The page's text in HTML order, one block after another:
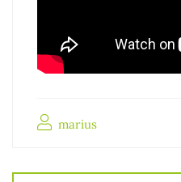
marius